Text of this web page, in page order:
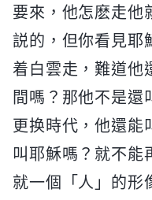
要來，他怎麽走他
説的，但你看見耶
着白雲走，難道他
間嗎？那他不是還
更换時代，他還能
叫耶穌嗎？就不能
就一個「人」的形